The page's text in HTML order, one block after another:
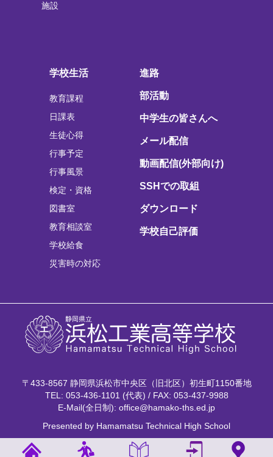
施設
学校生活
教育課程
日課表
生徒心得
行事予定
行事風景
検定・資格
図書室
教育相談室
学校給食
災害時の対応
進路
部活動
中学生の皆さんへ
メール配信
動画配信(外部向け)
SSHでの取組
ダウンロード
学校自己評価
〒433-8567 静岡県浜松市中央区（旧北区）初生町1150番地
TEL: 053-436-1101 (代表) / FAX: 053-437-9988
E-Mail(全日制): office@hamako-ths.ed.jp
Presented by Hamamatsu Technical High School